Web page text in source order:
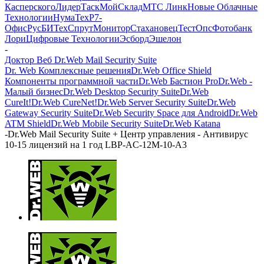
КасперскогоЛидерТаскМойСкладМТС ЛинкНовые Облачные
ТехнологииНумаТехР7-
ОфисРусБИТехСпрутМониторСтахановецТестОпсФотобанк
ЛориЦифровые ТехнологииЭсбордЭшелон
-
Доктор Веб Dr.Web Mail Security Suite
Dr. Web Комплексные решенияDr.Web Office Shield
Компоненты программной частиDr.Web Бастион ProDr.Web -
Малый бизнесDr.Web Desktop Security SuiteDr.Web
CureIt!Dr.Web CureNet!Dr.Web Server Security SuiteDr.Web
Gateway Security SuiteDr.Web Security Space для AndroidDr.Web
ATM ShieldDr.Web Mobile Security SuiteDr.Web Katana
-Dr.Web Mail Security Suite + Центр управления - Антивирус
10-15 лицензий на 1 год LBP-AC-12M-10-A3